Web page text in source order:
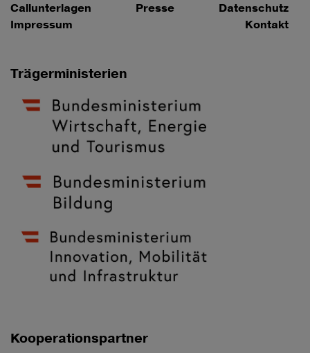
Callunterlagen Presse
Datenschutz
Impressum
Kontakt
Trägerministerien
Kooperationspartner